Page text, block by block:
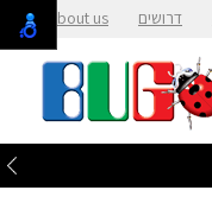
דרושים About us